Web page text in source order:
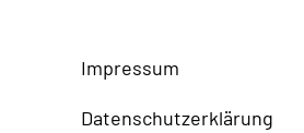
Impressum
Datenschutzerklärung